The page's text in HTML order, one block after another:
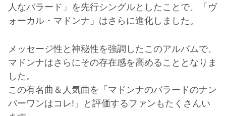
人なバラード」を先行シングルとしたことで、「ヴ
ォーカル・マドンナ」はさらに進化しました。
メッセージ性と神秘性を強調したこのアルバムで、
マドンナはさらにその存在感を高めることとなりま
した。
この有名曲＆人気曲を「マドンナのバラードのナン
バーワンはコレ!」と評価するファンもたくさんい